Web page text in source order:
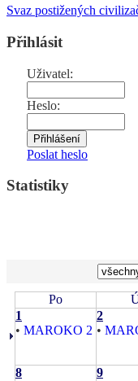
Svaz postižených
Přihlásit
Uživatel:
Heslo:
Poslat heslo
Statistiky
Po
1
• MAROKO 2
2
•
8 9